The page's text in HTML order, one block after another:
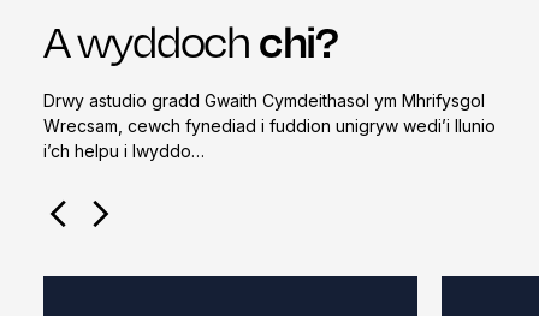
A wyddoch chi?
Drwy astudio gradd Gwaith Cymdeithasol ym Mhrifysgol
Wrecsam, cewch fynediad i fuddion unigryw wedi’i llunio
i’ch helpu i lwyddo…